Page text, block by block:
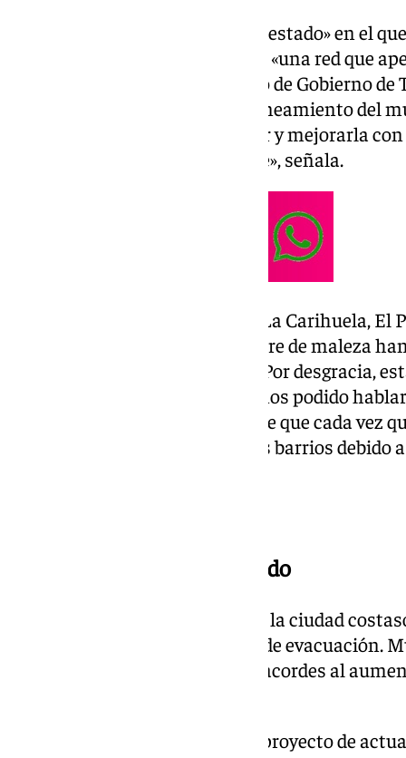
Garrido ha criticado el «nefasto estado» en el
alcantarillado de Torremolinos, «una red que
las últimas» décadas. «El equipo de Gobierno
carencias que tiene la red de saneamiento del
hecho un proyecto para renovar y mejorarla
que se producen habitualmente», señala.
El edil ha visitado las zonas de La Carihuela,
acumulaciones de agua y arrastre de maleza
complicaciones a los vecinos. «Por desgracia,
torremolinenses», critica. «Hemos podido
trasladan que están cansados de que cada vez
produzcan inundaciones en sus barrios
Mejoras para el alcantarillado
Para el representante de Vox en la ciudad
sustituir las anticuadas líneas de evacuación.
tuberías cuyo diámetro no son acordes al
«Somos conscientes de que un proyecto de